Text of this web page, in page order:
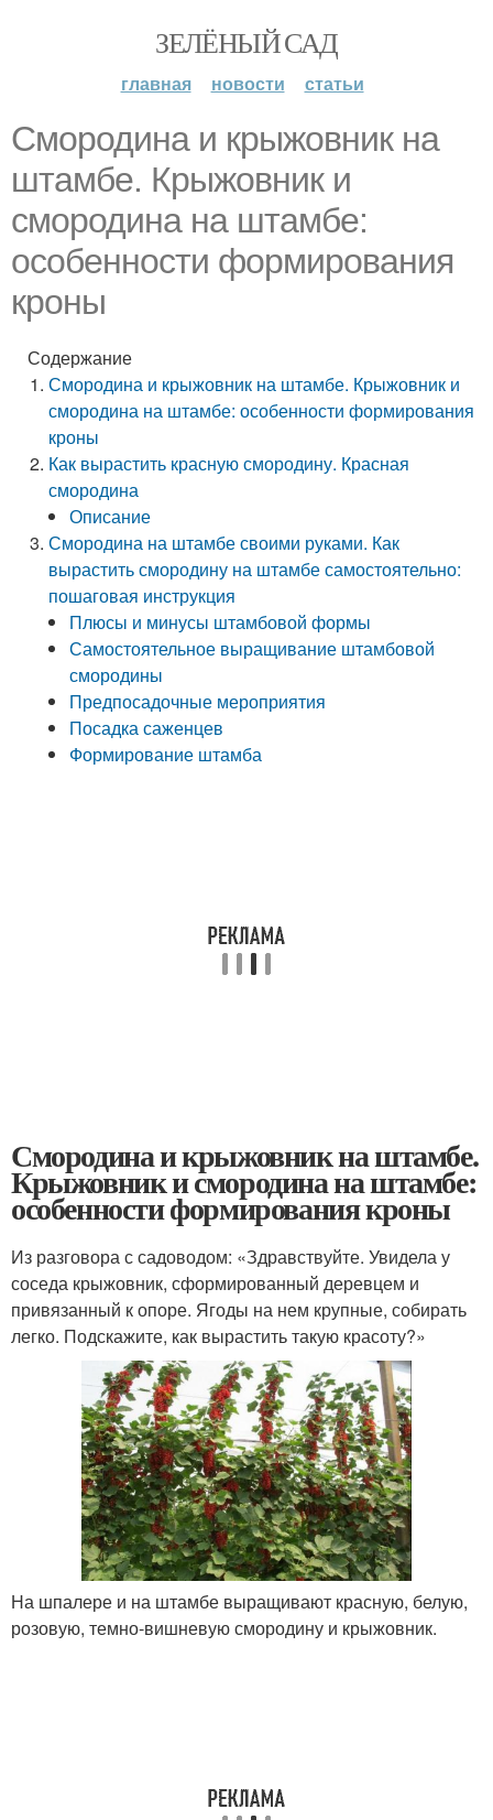
ЗЕЛЁНЫЙ САД
главная новости статьи
Смородина и крыжовник на
штамбе. Крыжовник и
смородина на штамбе:
особенности формирования
кроны
Содержание
Смородина и крыжовник на штамбе. Крыжовник и
смородина на штамбе: особенности формирования
кроны
Как вырастить красную смородину. Красная
смородина
Описание
Смородина на штамбе своими руками. Как
вырастить смородину на штамбе самостоятельно:
пошаговая инструкция
Плюсы и минусы штамбовой формы
Самостоятельное выращивание штамбовой
смородины
Предпосадочные мероприятия
Посадка саженцев
Формирование штамба
Смородина и крыжовник на штамбе.
Крыжовник и смородина на штамбе:
особенности формирования кроны
Из разговора с садоводом: «Здравствуйте. Увидела у
соседа крыжовник, сформированный деревцем и
привязанный к опоре. Ягоды на нем крупные, собирать
легко. Подскажите, как вырастить такую красоту?»
На шпалере и на штамбе выращивают красную, белую,
розовую, темно-вишневую смородину и крыжовник.